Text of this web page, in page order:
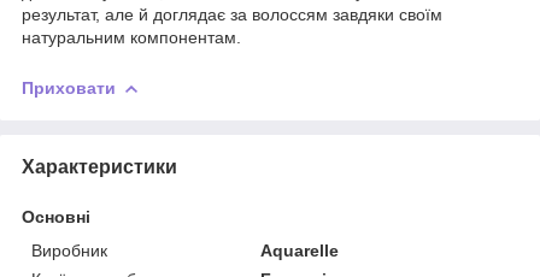
результат, але й доглядає за волоссям завдяки своїм
натуральним компонентам.
Приховати
Характеристики
Основні
Виробник
Aquarelle